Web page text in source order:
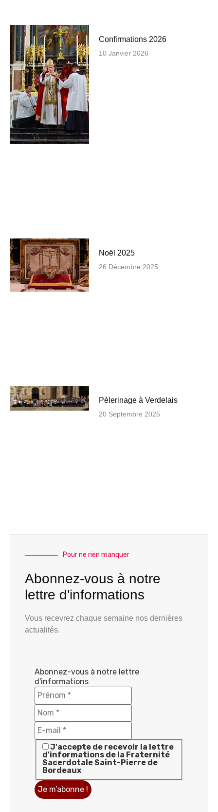
Confirmations 2026
10 Janvier 2026
Noël 2025
26 Décembre 2025
Pèlerinage à Verdelais
20 Septembre 2025
Pour ne rien manquer
Abonnez-vous à notre
lettre d'informations
Vous recevrez chaque semaine nos dernières
actualités.
Abonnez-vous à notre lettre
d'informations
J'accepte de recevoir la lettre
d'informations de la Fraternité
Sacerdotale Saint-Pierre de
Bordeaux